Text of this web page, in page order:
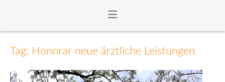
≡
Inhalt
Tag: Honorar neue ärztliche Leistungen